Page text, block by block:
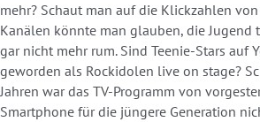
mehr? Schaut man auf die Klickzahlen
Kanälen könnte man glauben, die Jugend
gar nicht mehr rum. Sind Teenie-Stars auf
geworden als Rockidolen live on stage?
Jahren war das TV-Programm von
Smartphone für die jüngere Generation